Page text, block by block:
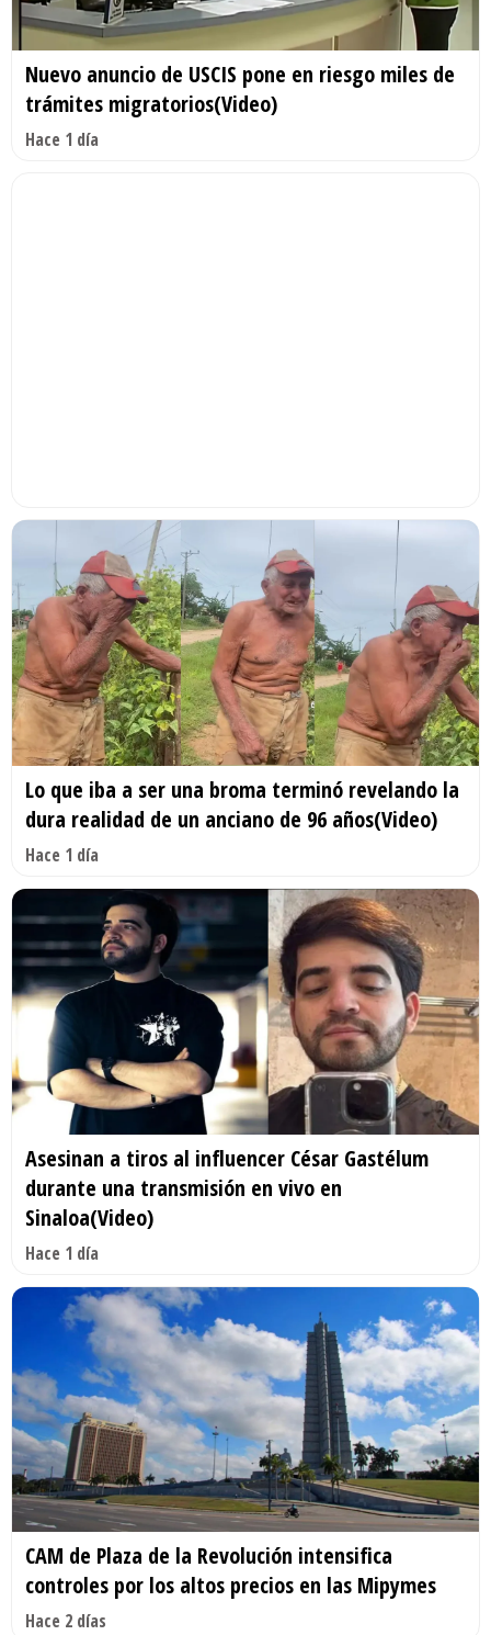
Nuevo anuncio de USCIS pone en riesgo miles de
trámites migratorios(Video)
Hace 1 día
Lo que iba a ser una broma terminó revelando la
dura realidad de un anciano de 96 años(Video)
Hace 1 día
Asesinan a tiros al influencer César Gastélum
durante una transmisión en vivo en
Sinaloa(Video)
Hace 1 día
CAM de Plaza de la Revolución intensifica
controles por los altos precios en las Mipymes
Hace 2 días